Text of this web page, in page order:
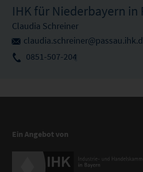
IHK für Niederbayern in
Claudia Schreiner
0851-507-204
Ein Angebot von